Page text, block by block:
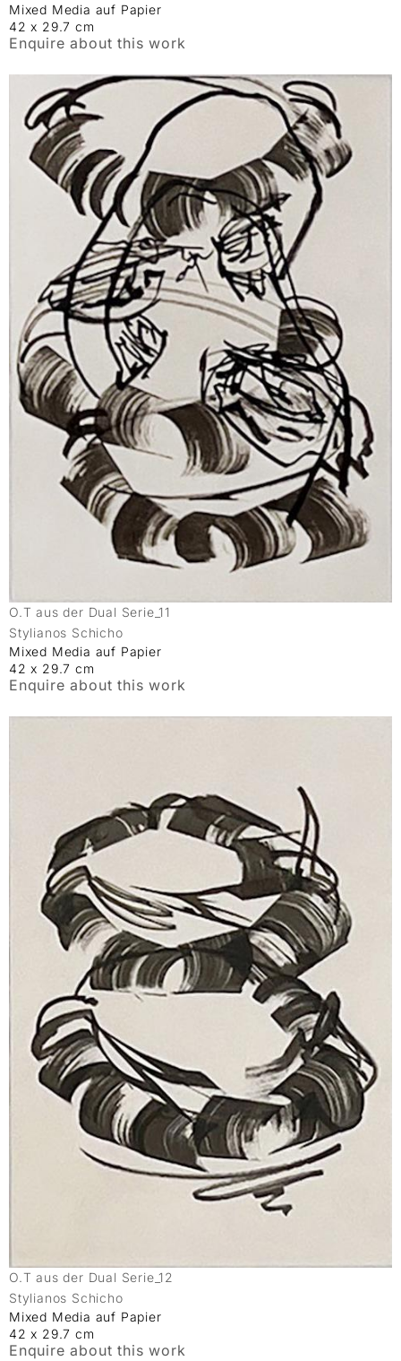
Mixed Media auf Papier
42 x 29.7 cm
Enquire about this work
O.T aus der Dual Serie_11
Stylianos Schicho
Mixed Media auf Papier
42 x 29.7 cm
Enquire about this work
O.T aus der Dual Serie_12
Stylianos Schicho
Mixed Media auf Papier
42 x 29.7 cm
Enquire about this work